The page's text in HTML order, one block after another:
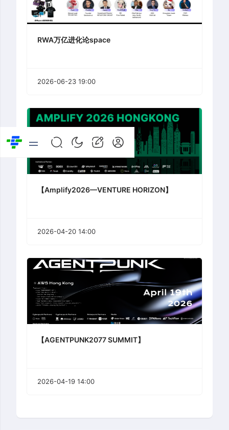
RWA万亿进化论space
2026-06-23 19:00
【Amplify2026—VENTURE HORIZON】
2026-04-20 14:00
【AGENTPUNK2077 SUMMIT】
2026-04-19 14:00